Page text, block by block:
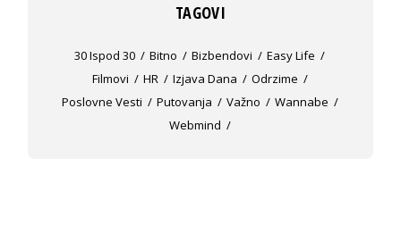
TAGOVI
30 Ispod 30 Bitno Bizbendovi
Easy Life
Filmovi
HR Izjava Dana
Odrzime
Poslovne Vesti
Putovanja Važno
Wannabe
Webmind